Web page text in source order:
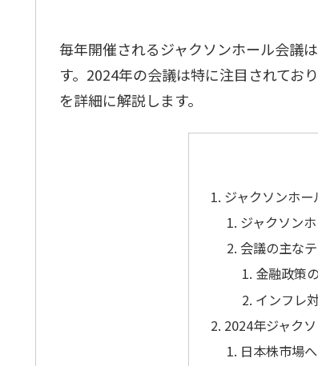
毎年開催されるジャクソンホール会議
す。2024年の会議は特に注目されてお
を詳細に解説します。
ジャクソンホー
ジャクソン
会議の主な
金融政策
インフレ
2024年ジャク
日本株市場